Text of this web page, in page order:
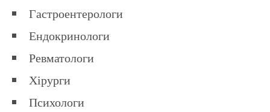
Гастроентерологи
Ендокринологи
Ревматологи
Хірурги
Психологи